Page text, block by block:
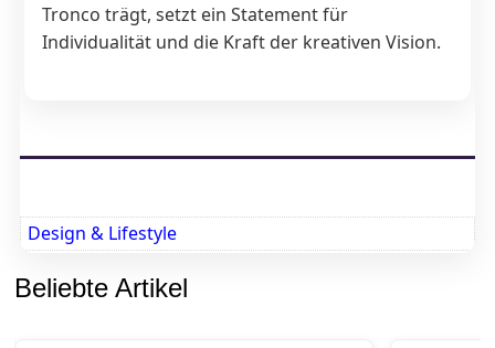
Tronco trägt, setzt ein Statement für
Individualität und die Kraft der kreativen Vision.
Design & Lifestyle
Beliebte Artikel